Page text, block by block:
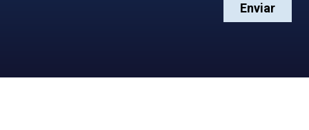
Enviar